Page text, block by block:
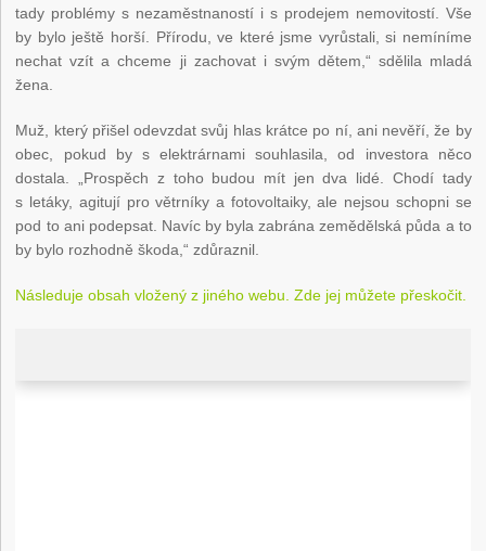
tady problémy s nezaměstnaností i s prodejem nemovitostí. Vše
by bylo ještě horší. Přírodu, ve které jsme vyrůstali, si nemíníme
nechat vzít a chceme ji zachovat i svým dětem,“ sdělila mladá
žena.
Muž, který přišel odevzdat svůj hlas krátce po ní, ani nevěří, že by
obec, pokud by s elektrárnami souhlasila, od investora něco
dostala. „Prospěch z toho budou mít jen dva lidé. Chodí tady
s letáky, agitují pro větrníky a fotovoltaiky, ale nejsou schopni se
pod to ani podepsat. Navíc by byla zabrána zemědělská půda a to
by bylo rozhodně škoda,“ zdůraznil.
Následuje obsah vložený z jiného webu. Zde jej můžete přeskočit.